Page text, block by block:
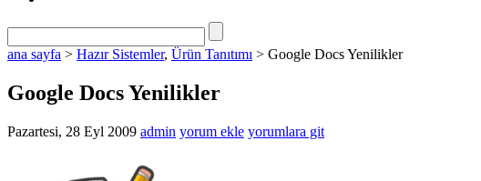
ana sayfa > Hazır Sistemler, Ürün Tanıtımı > Google Docs Yenilikler
Google Docs Yenilikler
Pazartesi, 28 Eyl 2009 admin yorum ekle yorumlara git